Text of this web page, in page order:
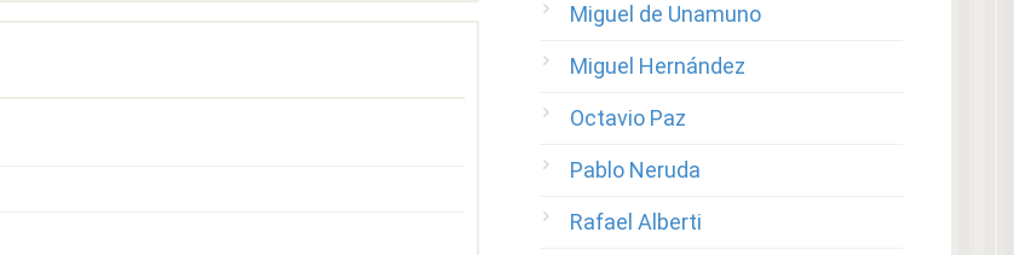
Miguel de Unamuno
Miguel Hernández
Octavio Paz
Pablo Neruda
Rafael Alberti